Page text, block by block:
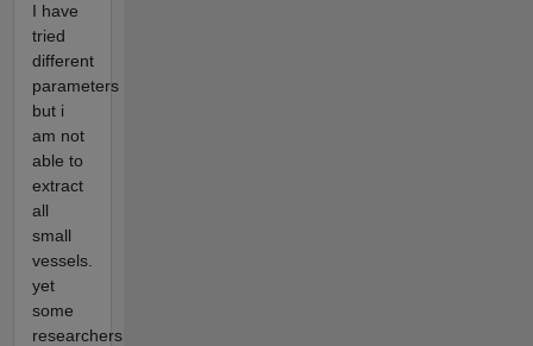
I have
tried
different
parameters
but i
am not
able to
extract
all
small
vessels.
yet
some
researchers